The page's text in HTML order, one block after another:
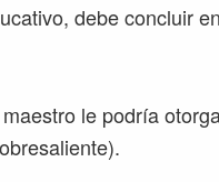
debe concluir
le podría